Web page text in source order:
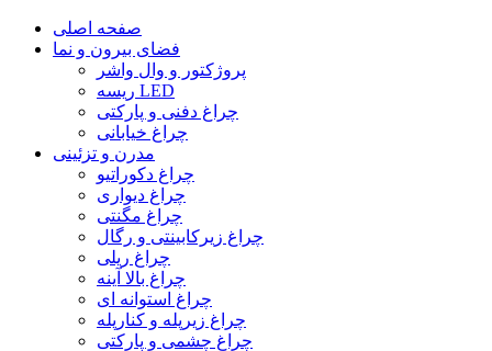
صفحه اصلی
فضای بیرون و نما
پروژکتور و وال واشر
ریسه LED
چراغ دفنی و پارکتی
چراغ خیابانی
مدرن و تزئینی
چراغ دکوراتیو
چراغ دیواری
چراغ مگنتی
چراغ زیرکابینتی و رگال
چراغ ریلی
چراغ بالا آینه
چراغ استوانه ای
چراغ زیرپله و کنارپله
چراغ چشمی و پارکتی